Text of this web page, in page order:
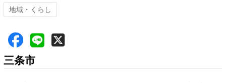
地域・くらし
三条市